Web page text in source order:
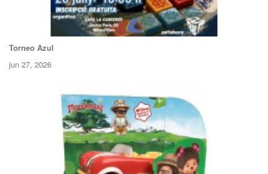
Torneo Azul
jun 27, 2026